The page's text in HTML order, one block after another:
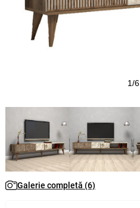
1/6
Galerie completă (6)